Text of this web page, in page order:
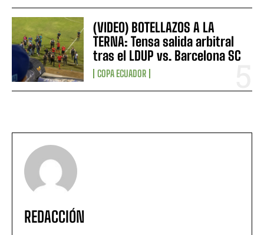
(VIDEO) BOTELLAZOS A LA
TERNA: Tensa salida arbitral
tras el LDUP vs. Barcelona SC
COPA ECUADOR
REDACCIÓN